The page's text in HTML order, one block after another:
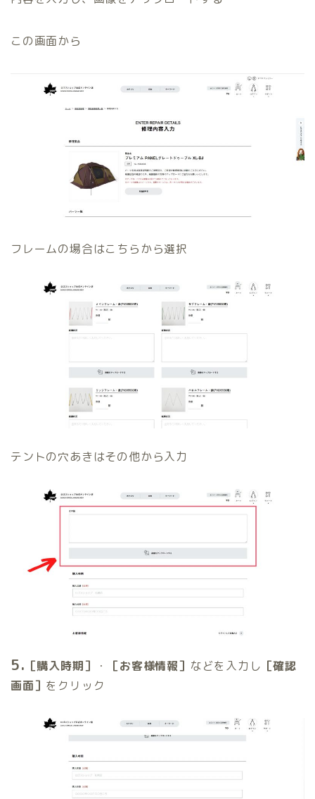
この画面から
フレームの場合はこちらから選択
テントの穴あきはその他から入力
5. ［購入時期］ ・ ［お客様情報］ などを入力し ［確認
画面］ をクリック